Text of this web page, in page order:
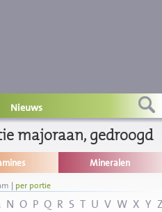
Nieuws
majoraan, gedroogd
Mineralen
| per portie
N O P Q R S T U V W X Y